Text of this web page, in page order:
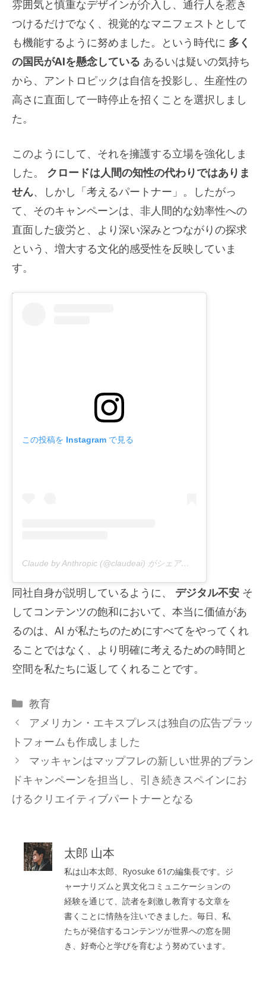
雰囲気と慎重なデザインが介入し、通行人を惹き
つけるだけでなく、視覚的なマニフェストとして
も機能するように努めました。という時代に 多く
の国民がAIを懸念している あるいは疑いの気持ち
から、アントロピックは自信を投影し、生産性の
高さに直面して一時停止を招くことを選択しまし
た。
このようにして、それを擁護する立場を強化しま
した。 クロードは人間の知性の代わりではありま
せん、しかし「考えるパートナー」。したがっ
て、そのキャンペーンは、非人間的な効率性への
直面した疲労と、より深い深みとつながりの探求
という、増大する文化的感受性を反映していま
す。
この投稿を Instagram で見る
Claude by Anthropic (@claudeai) がシェアした投稿
同社自身が説明しているように、 デジタル不安 そ
してコンテンツの飽和において、本当に価値があ
るのは、AI が私たちのためにすべてをやってくれ
ることではなく、より明確に考えるための時間と
空間を私たちに返してくれることです。
カ
テ
リ
ー
教育
アメリカン・エキスプレスは独自の広告プラッ
トフォームも作成しました
マッキャンはマップフレの新しい世界的ブラン
ドキャンペーンを担当し、引き続きスペインにお
けるクリエイティブパートナーとなる
太郎 山本
私は山本太郎、Ryosuke 61の編集長です。ジ
ャーナリズムと異文化コミュニケーションの
経験を通じて、読者を刺激し教育する文章を
書くことに情熱を注いできました。毎日、私
たちが発信するコンテンツが世界への窓を開
き、好奇心と学びを育むよう努めています。